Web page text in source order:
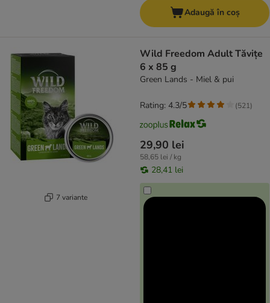
Adaugă în coș
7 variante
Wild Freedom Adult Tăvițe
6 x 85 g
Green Lands - Miel & pui
29,90 lei
58,65 lei / kg
28,41 lei
Rating: 4.3/5 (521)